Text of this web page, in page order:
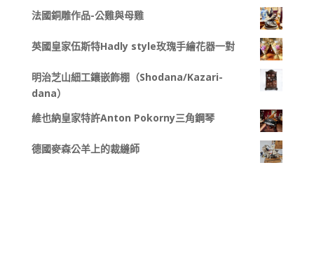
法國銅雕作品-公雞與母雞
英國皇家伍斯特Hadly style玫瑰手繪花器一對
明治芝山細工鑲嵌飾棚（Shodana/Kazari-
dana）
維也納皇家特許Anton Pokorny三角鋼琴
德國麥森公羊上的裁縫師